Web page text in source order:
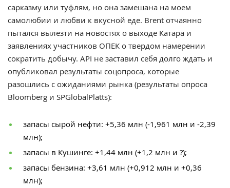
сарказму или туфлям, но она замешана на моем
самолюбии и любви к вкусной еде. Brent отчаянно
пытался вылезти на новостях о выходе Катара и
заявлениях участников ОПЕК о твердом намерении
сократить добычу. API не заставил себя долго ждать и
опубликовал результаты соцопроса, которые
разошлись с ожиданиями рынка (результаты опроса
Bloomberg и SPGlobalPlatts):
запасы сырой нефти: +5,36 млн (-1,961 млн и -2,39
млн);
запасы в Кушинге: +1,44 млн (+1,2 млн и ?);
запасы бензина: +3,61 млн (+0,912 млн и +0,36
млн);